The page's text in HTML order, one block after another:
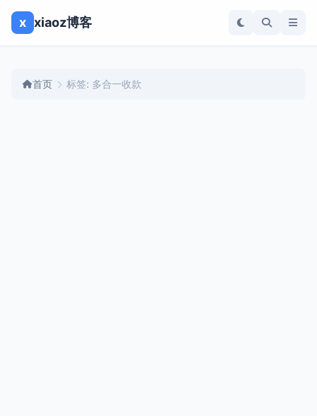
x xiaoz博客
首页 标签: 多合一收款